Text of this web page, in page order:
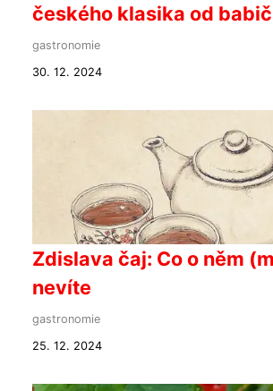
českého klasika od
gastronomie
30. 12. 2024
Zdislava čaj: Co o něm
nevíte
gastronomie
25. 12. 2024